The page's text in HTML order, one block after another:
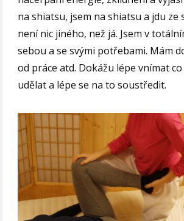
na shiatsu, jsem na shiatsu a jdu ze
není nic jiného, než já. Jsem v
sebou a se svými potřebami. Mám
od práce atd. Dokážu lépe vnímat
udělat a lépe se na to soustředit.